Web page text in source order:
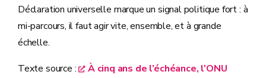
Déclaration universelle marque un signal politique fort : à
mi-parcours, il faut agir vite, ensemble, et à grande
échelle.
Texte source :
À cinq ans de l’échéance, l’ONU